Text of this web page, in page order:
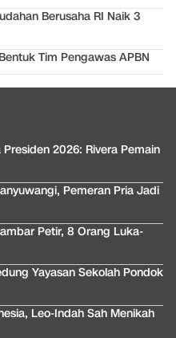
Berusaha RI Naik 3
Tim Pengawas APBN
2026: Rivera Pemain
Pemeran Pria Jadi
Petir, 8 Orang Luka-
Yayasan Sekolah Pondok
Leo-Indah Sah Menikah